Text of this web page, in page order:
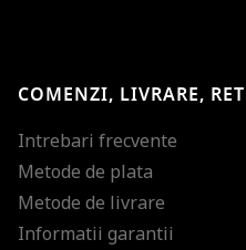
COMENZI, LIVRARE,
Intrebari frecvente
Metode de plata
Metode de livrare
Informatii garantii